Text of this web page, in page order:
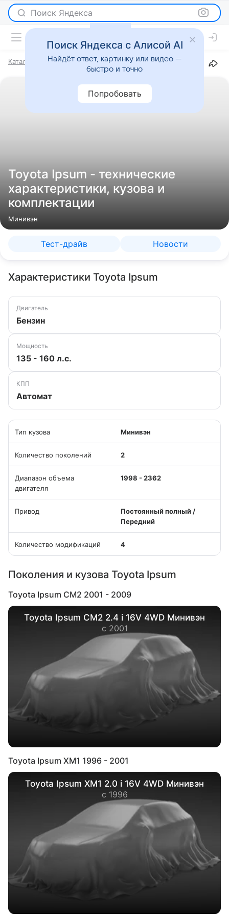
Поиск Яндекса
Каталог Марки Toyota Ipsum
Toyota Ipsum - технические
характеристики, кузова и
комплектации
Минивэн
Тест-драйв Новости
Характеристики Toyota Ipsum
Двигатель
Бензин
Мощность
135 - 160 л.с.
КПП
Автомат
Тип кузова Минивэн
Количество поколений 2
Диапазон объема
двигателя
1998 - 2362
Привод
Постоянный полный /
Передний
Количество модификаций 4
Поколения и кузова Toyota Ipsum
Toyota Ipsum CM2 2001 - 2009
Toyota Ipsum CM2 2.4 i 16V 4WD Минивэн
с 2001
Toyota Ipsum XM1 1996 - 2001
Toyota Ipsum XM1 2.0 i 16V 4WD Минивэн
с 1996
Поиск Яндекса с Алисой AI
Найдёт ответ, картинку или видео —
быстро и точно
Попробовать